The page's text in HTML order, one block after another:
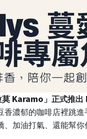
莫 Karamo 」正式推出
濃郁的咖啡店裡跳進
加油打氣、還能幫你